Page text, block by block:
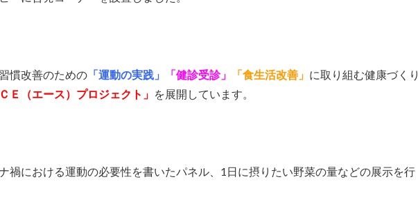
慣改善のための 「運動の実践」 「健診受診」 「食生活改善」 に取り組む健康づくり
Ｅ（エース）プロジェクト」 を展開しています。
禍における運動の必要性を書いたパネル、1日に摂りたい野菜の量などの展示を行